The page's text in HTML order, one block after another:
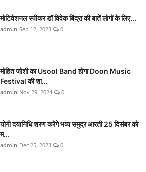
मोटिवेशनल स्पीकर डॉ विवेक बिंद्रा की बातें लोगों के लिए...
admin Sep 12, 2023 0
मोहित जोशी का Usool Band होगा Doon Music
Festival की शा...
admin Nov 29, 2024 0
योगी दयानिधि शरण करेंगे भव्य समुद्र आरती 25 दिसंबर को
म...
admin Dec 25, 2023 0